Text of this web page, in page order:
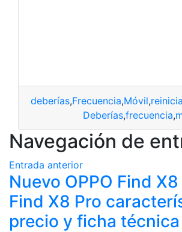
deberías,Frecuencia,Móvil,
Deberías,frecuencia,
Navegación de
Entrada anterior
Nuevo OPPO Find X8
Find X8 Pro
precio y ficha técnica